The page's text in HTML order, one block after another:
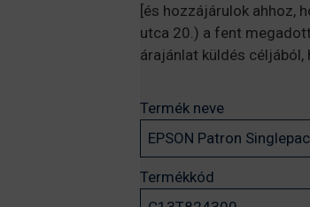
[és hozzájárulok ahhoz,
utca 20.) a fent
árajánlat küldés
Termék neve
Termékkód